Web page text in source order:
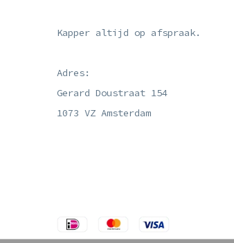
Kapper altijd op afspraak.
Adres:
Gerard Doustraat 154
1073 VZ Amsterdam